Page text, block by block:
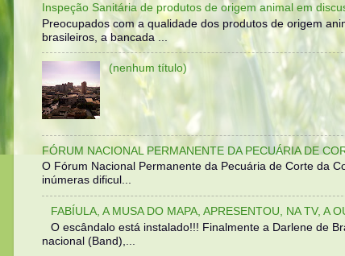
Inspeção Sanitária de produtos de origem animal em
Preocupados com a qualidade dos produtos de origem
brasileiros, a bancada ...
(nenhum título)
FÓRUM NACIONAL PERMANENTE DA PECUÁRIA DE
O Fórum Nacional Permanente da Pecuária de Corte da
inúmeras dificul...
FABÍULA, A MUSA DO MAPA, APRESENTOU, NA TV, A
O escândalo está instalado!!! Finalmente a Darlene de
nacional (Band),...